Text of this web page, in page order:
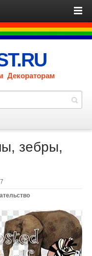
Декораторам
зебры,